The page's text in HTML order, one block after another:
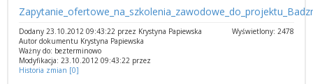
Wyświetlony: 2478
Dodany 23.10.2012 09:43:22 przez Krystyna Papiewska
Autor dokumentu Krystyna Papiewska
Ważny do: bezterminowo
Modyfikacja: 23.10.2012 09:43:22 przez
Historia zmian [0]